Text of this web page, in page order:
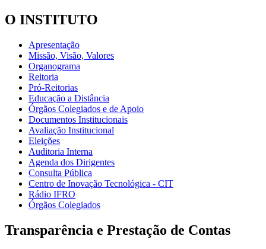
O INSTITUTO
Apresentação
Missão, Visão, Valores
Organograma
Reitoria
Pró-Reitorias
Educação a Distância
Órgãos Colegiados e de Apoio
Documentos Institucionais
Avaliação Institucional
Eleições
Auditoria Interna
Agenda dos Dirigentes
Consulta Pública
Centro de Inovação Tecnológica - CIT
Rádio IFRO
Órgãos Colegiados
Transparência e Prestação de Contas